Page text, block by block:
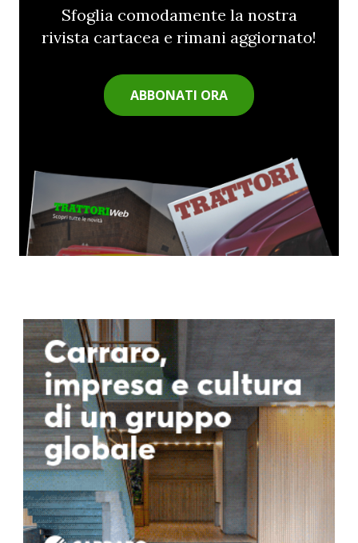
Sfoglia comodamente la nostra
rivista cartacea e rimani aggiornato!
ABBONATI ORA